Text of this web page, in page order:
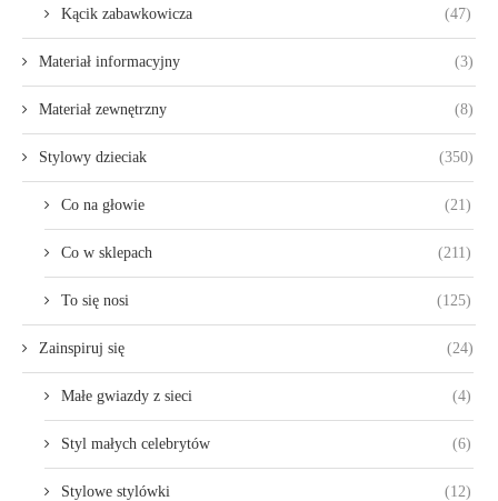
Kącik zabawkowicza (47)
Materiał informacyjny (3)
Materiał zewnętrzny (8)
Stylowy dzieciak (350)
Co na głowie (21)
Co w sklepach (211)
To się nosi (125)
Zainspiruj się (24)
Małe gwiazdy z sieci (4)
Styl małych celebrytów (6)
Stylowe stylówki (12)